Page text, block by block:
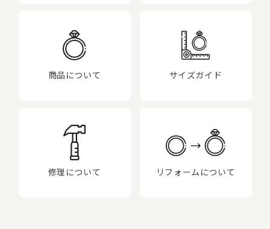
商品について サイズガイド
修理について リフォームについて